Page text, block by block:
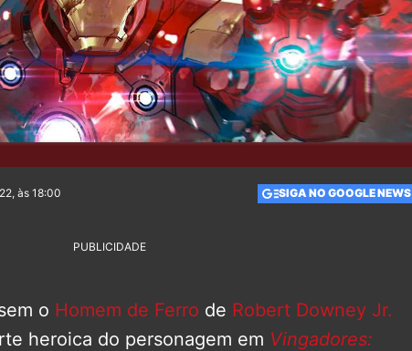
às 18:00 SIGA NO GOOGLE NEWS
PUBLICIDADE
o Homem de Ferro de Robert Downey Jr.
heroica do personagem em Vingadores: